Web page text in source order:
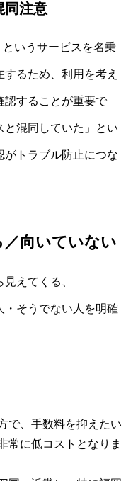
同注意
いうサービスを名乗
るため、利用を考え
認することが重要で
と混同していた」とい
がトラブル防止につな
向いていない
えてくる、
・そうでない人を明確
で、手数料を抑えたい
常に低コストとなりま